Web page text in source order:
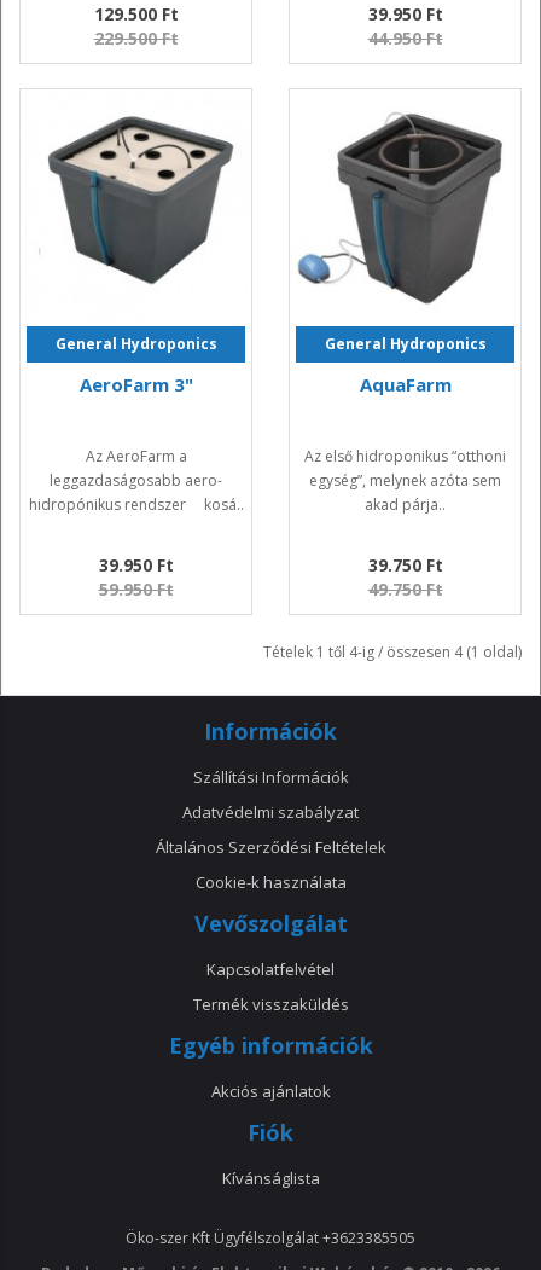
129.500 Ft
229.500 Ft
39.950 Ft
44.950 Ft
General Hydroponics
AeroFarm 3"
Az AeroFarm a
leggazdaságosabb aero-
hidropónikus rendszer kosá..
39.950 Ft
59.950 Ft
General Hydroponics
AquaFarm
Az első hidroponikus “otthoni
egység”, melynek azóta sem
akad párja..
39.750 Ft
49.750 Ft
Tételek 1 től 4-ig / összesen 4 (1 oldal)
Információk
Szállítási Információk
Adatvédelmi szabályzat
Általános Szerződési Feltételek
Cookie-k használata
Vevőszolgálat
Kapcsolatfelvétel
Termék visszaküldés
Egyéb információk
Akciós ajánlatok
Fiók
Kívánságlista
Öko-szer Kft Ügyfélszolgálat+3623385505